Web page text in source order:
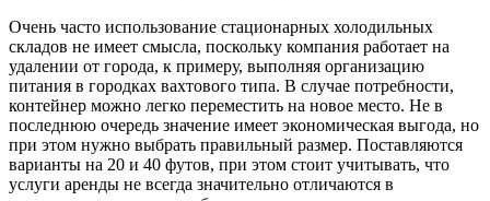
Очень часто использование стационарных холодильных
складов не имеет смысла, поскольку компания работает на
удалении от города, к примеру, выполняя организацию
питания в городках вахтового типа. В случае потребности,
контейнер можно легко переместить на новое место. Не в
последнюю очередь значение имеет экономическая выгода, но
при этом нужно выбрать правильный размер. Поставляются
варианты на 20 и 40 футов, при этом стоит учитывать, что
услуги аренды не всегда значительно отличаются в